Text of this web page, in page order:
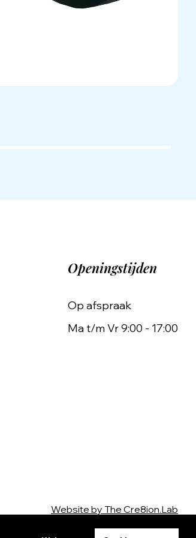
Openingstijden
Op afspraak
Ma t/m Vr 9:00 - 17:00
Website by The Cre8ion.Lab